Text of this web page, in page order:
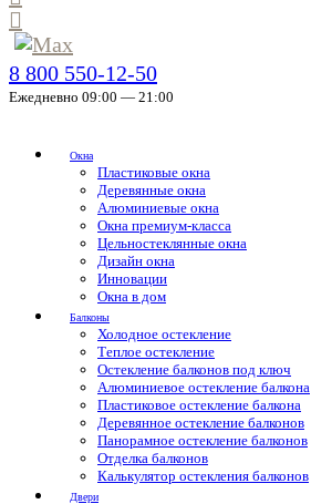
8 800 550-12-50
Ежедневно 09:00 — 21:00
Окна
Пластиковые окна
Деревянные окна
Алюминиевые окна
Окна премиум-класса
Цельностеклянные окна
Дизайн окна
Инновации
Окна в дом
Балконы
Холодное остекление
Теплое остекление
Остекление балконов под ключ
Алюминиевое остекление балкона
Пластиковое остекление балкона
Деревянное остекление балконов
Панорамное остекление балконов
Отделка балконов
Калькулятор остекления балконов
Двери